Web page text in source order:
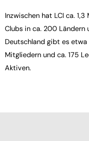
Inzwischen hat LCI ca.
Clubs in ca. 200 Ländern
Deutschland gibt es
Mitgliedern und ca. 175
Aktiven.